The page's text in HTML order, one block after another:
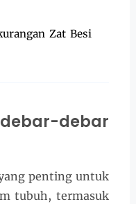
Zat Besi
debar
penting untuk
tubuh, termasuk